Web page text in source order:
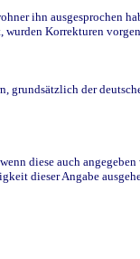
ihn ausgesprochen
Korrekturen
der
diese auch
dieser Angabe